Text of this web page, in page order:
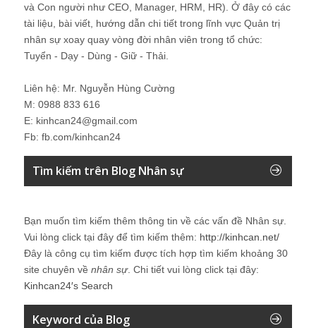
và Con người như CEO, Manager, HRM, HR). Ở đây có các
tài liệu, bài viết, hướng dẫn chi tiết trong lĩnh vực Quản trị
nhân sự xoay quay vòng đời nhân viên trong tổ chức:
Tuyển - Dạy - Dùng - Giữ - Thải.
Liên hệ: Mr. Nguyễn Hùng Cường
M: 0988 833 616
E: kinhcan24@gmail.com
Fb: fb.com/kinhcan24
Tìm kiếm trên Blog Nhân sự
Bạn muốn tìm kiếm thêm thông tin về các vấn đề Nhân sự
Vui lòng click tại đây để tìm kiếm thêm: http://kinhcan.net/
Đây là công cụ tìm kiếm được tích hợp tìm kiếm khoảng 30
site chuyên về nhân sự. Chi tiết vui lòng click tại đây:
Kinhcan24′s Search
Keyword của Blog